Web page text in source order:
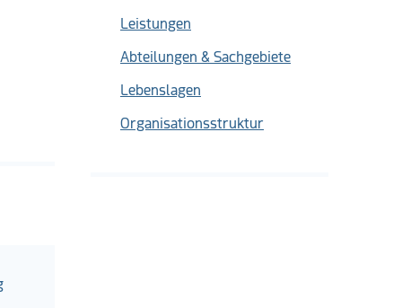
Leistungen
Abteilungen & Sachgebiete
Lebenslagen
Organisationsstruktur